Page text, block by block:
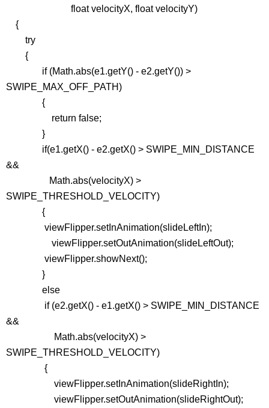
float velocityX, float velocityY)
{
try
{
if (Math.abs(e1.getY() - e2.getY()) >
SWIPE_MAX_OFF_PATH)
{
return false;
}
if(e1.getX() - e2.getX() > SWIPE_MIN_DISTANCE
&&
Math.abs(velocityX) >
SWIPE_THRESHOLD_VELOCITY)
{
viewFlipper.setInAnimation(slideLeftIn);
viewFlipper.setOutAnimation(slideLeftOut);
viewFlipper.showNext();
}
else
if (e2.getX() - e1.getX() > SWIPE_MIN_DISTANCE
&&
Math.abs(velocityX) >
SWIPE_THRESHOLD_VELOCITY)
{
viewFlipper.setInAnimation(slideRightIn);
viewFlipper.setOutAnimation(slideRightOut);